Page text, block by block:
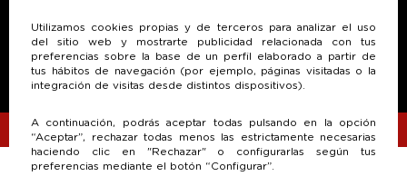
Utilizamos cookies propias y de terceros para analizar el uso
del sitio web y mostrarte publicidad relacionada con tus
preferencias sobre la base de un perfil elaborado a partir de
tus hábitos de navegación (por ejemplo, páginas visitadas o la
integración de visitas desde distintos dispositivos).
A continuación, podrás aceptar todas pulsando en la opción
“Aceptar”, rechazar todas menos las estrictamente necesarias
haciendo clic en "Rechazar" o configurarlas según tus
preferencias mediante el botón “Configurar”.